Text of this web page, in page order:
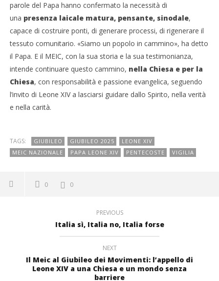
parole del Papa hanno confermato la necessità di
una presenza laicale matura, pensante, sinodale,
capace di costruire ponti, di generare processi, di rigenerare il
tessuto comunitario. «Siamo un popolo in cammino», ha detto
il Papa. E il MEIC, con la sua storia e la sua testimonianza,
intende continuare questo cammino, nella Chiesa e per la
Chiesa, con responsabilità e passione evangelica, seguendo
l’invito di Leone XIV a lasciarsi guidare dallo Spirito, nella verità
e nella carità.
TAGS: GIUBILEO GIUBILEO 2025
LEONE XIV
MEIC NAZIONALE
PAPA LEONE XIV PENTECOSTE VIGILIA
0 0
PREVIOUS
Italia sì, Italia no, Italia forse
NEXT
Il Meic al Giubileo dei Movimenti: l’appello di
Leone XIV a una Chiesa e un mondo senza
barriere